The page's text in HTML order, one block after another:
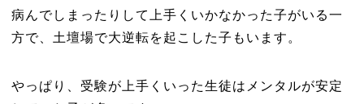
病んでしまったりして上手くいかなかった子がいる一
方で、土壇場で大逆転を起こした子もいます。
やっぱり、受験が上手くいった生徒はメンタルが安定